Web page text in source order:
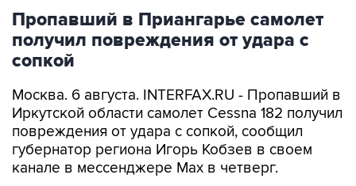
Пропавший в Приангарье самолет
получил повреждения от удара с
сопкой
Москва. 6 августа. INTERFAX.RU - Пропавший в
Иркутской области самолет Cessna 182 получил
повреждения от удара с сопкой, сообщил
губернатор региона Игорь Кобзев в своем
канале в мессенджере Мах в четверг.